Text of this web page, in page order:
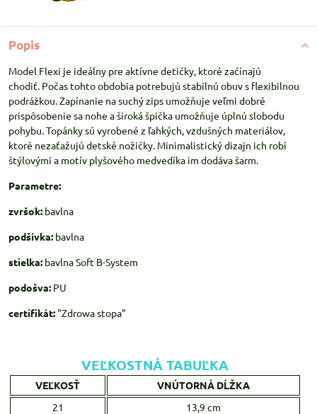
Popis
Model Flexi je ideálny pre aktívne detičky, ktoré začínajú
chodiť. Počas tohto obdobia potrebujú stabilnú obuv s flexibilnou
podrážkou. Zapínanie na suchý zips umožňuje veľmi dobré
prispôsobenie sa nohe a široká špička umožňuje úplnú slobodu
pohybu. Topánky sú vyrobené z ľahkých, vzdušných materiálov,
ktoré nezaťažujú detské nožičky. Minimalistický dizajn ich robí
štýlovými a motív plyšového medvedíka im dodáva šarm.
Parametre:
zvršok: bavlna
podšívka: bavlna
stielka: bavlna Soft B-System
podošva: PU
certifikát: "Zdrowa stopa"
VEĽKOSTNÁ TABUĽKA
VEĽKOSŤ
VNÚTORNÁ DĹŽKA
21
13,9 cm